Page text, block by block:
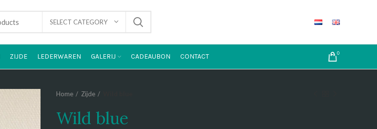
SELECT CATEGORY
ZIJDE LEDERWAREN GALERIJ CADEAUBON CONTACT 0
Home Zijde
Wild blue